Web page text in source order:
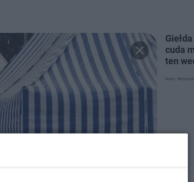
cuda
ten
Autor: